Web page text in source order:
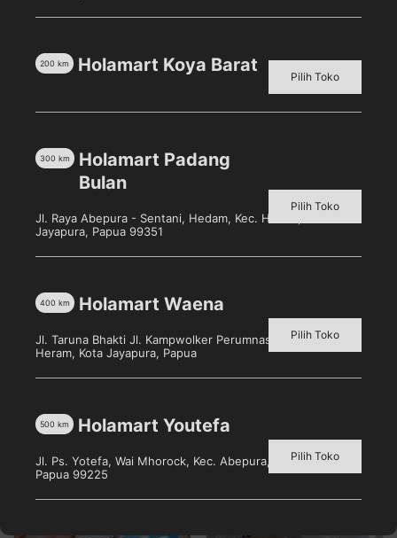
Produk Terkait
TRIFELO TF-708 TF 708
Pilih toko untuk melihat
harga
Pilih toko untuk melihat
Holamart Koya Barat
200 km
Pilih Toko
Holamart Padang
Bulan
300 km
Jl. Raya Abepura - Sentani, Hedam, Kec. Heram, Kota
Jayapura, Papua 99351
Pilih Toko
Holamart Waena
400 km
Jl. Taruna Bhakti Jl. Kampwolker Perumnas 3, Waena, Kec.
Heram, Kota Jayapura, Papua
Pilih Toko
Holamart Youtefa
500 km
Jl. Ps. Yotefa, Wai Mhorock, Kec. Abepura, Kota Jayapura,
Papua 99225
Pilih Toko